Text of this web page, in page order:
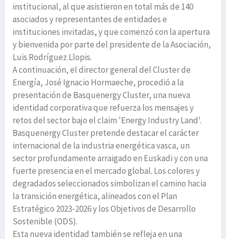
institucional, al que asistieron en total más de 140
asociados y representantes de entidades e
instituciones invitadas, y que comenzó con la apertura
y bienvenida por parte del presidente de la Asociación,
Luis Rodríguez Llopis.
A continuación, el director general del Cluster de
Energía, José Ignacio Hormaeche, procedió a la
presentación de Basquenergy Cluster, una nueva
identidad corporativa que refuerza los mensajes y
retos del sector bajo el claim 'Energy Industry Land'.
Basquenergy Cluster pretende destacar el carácter
internacional de la industria energética vasca, un
sector profundamente arraigado en Euskadi y con una
fuerte presencia en el mercado global. Los colores y
degradados seleccionados simbolizan el camino hacia
la transición energética, alineados con el Plan
Estratégico 2023-2026 y los Objetivos de Desarrollo
Sostenible (ODS).
Esta nueva identidad también se refleja en una